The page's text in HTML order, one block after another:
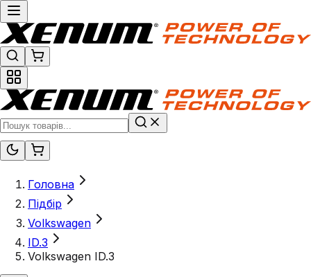
Головна
Підбір
Volkswagen
ID.3
Volkswagen ID.3